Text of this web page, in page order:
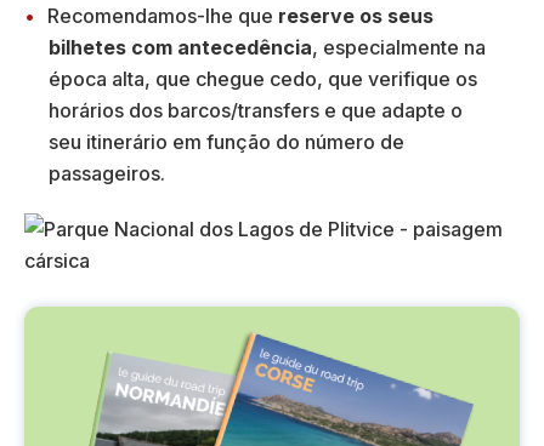
Recomendamos-lhe que reserve os seus
bilhetes com antecedência, especialmente na
época alta, que chegue cedo, que verifique os
horários dos barcos/transfers e que adapte o
seu itinerário em função do número de
passageiros.